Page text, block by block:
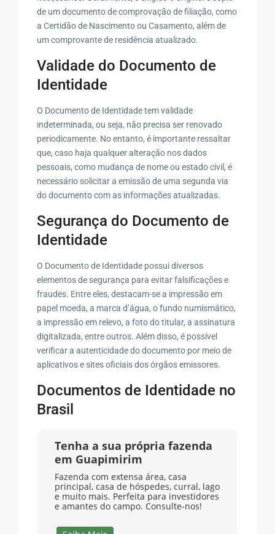
de um documento de comprovação de filiação, como
a Certidão de Nascimento ou Casamento, além de
um comprovante de residência atualizado.
Validade do Documento de
Identidade
O Documento de Identidade tem validade
indeterminada, ou seja, não precisa ser renovado
periodicamente. No entanto, é importante ressaltar
que, caso haja qualquer alteração nos dados
pessoais, como mudança de nome ou estado civil, é
necessário solicitar a emissão de uma segunda via
do documento com as informações atualizadas.
Segurança do Documento de
Identidade
O Documento de Identidade possui diversos
elementos de segurança para evitar falsificações e
fraudes. Entre eles, destacam-se a impressão em
papel moeda, a marca d’água, o fundo numismático,
a impressão em relevo, a foto do titular, a assinatura
digitalizada, entre outros. Além disso, é possível
verificar a autenticidade do documento por meio de
aplicativos e sites oficiais dos órgãos emissores.
Documentos de Identidade no
Brasil
Tenha a sua própria fazenda
em Guapimirim
Fazenda com extensa área, casa
principal, casa de hóspedes, curral, lago
e muito mais. Perfeita para investidores
e amantes do campo. Consulte-nos!